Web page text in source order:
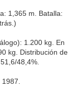
1,365 m. Batalla:
1.200 kg. En
kg. Distribución de
48,4%.